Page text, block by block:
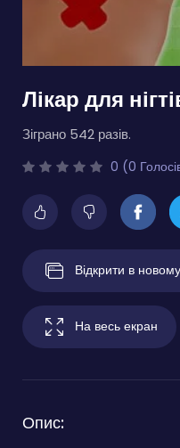
Лікар для
Зіграно 542 разів.
0 (0
Відкрити в новому
На весь екран
Опис: